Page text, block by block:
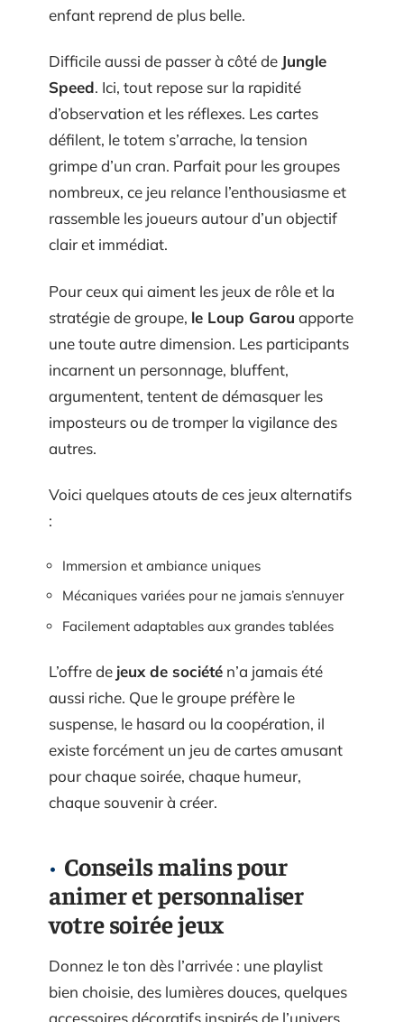
enfant reprend de plus belle.
Difficile aussi de passer à côté de Jungle
Speed. Ici, tout repose sur la rapidité
d’observation et les réflexes. Les cartes
défilent, le totem s’arrache, la tension
grimpe d’un cran. Parfait pour les groupes
nombreux, ce jeu relance l’enthousiasme et
rassemble les joueurs autour d’un objectif
clair et immédiat.
Pour ceux qui aiment les jeux de rôle et la
stratégie de groupe, le Loup Garou apporte
une toute autre dimension. Les participants
incarnent un personnage, bluffent,
argumentent, tentent de démasquer les
imposteurs ou de tromper la vigilance des
autres.
Voici quelques atouts de ces jeux alternatifs
:
Immersion et ambiance uniques
Mécaniques variées pour ne jamais s’ennuyer
Facilement adaptables aux grandes tablées
L’offre de jeux de société n’a jamais été
aussi riche. Que le groupe préfère le
suspense, le hasard ou la coopération, il
existe forcément un jeu de cartes amusant
pour chaque soirée, chaque humeur,
chaque souvenir à créer.
Conseils malins pour
animer et personnaliser
votre soirée jeux
Donnez le ton dès l’arrivée : une playlist
bien choisie, des lumières douces, quelques
accessoires décoratifs inspirés de l’univers